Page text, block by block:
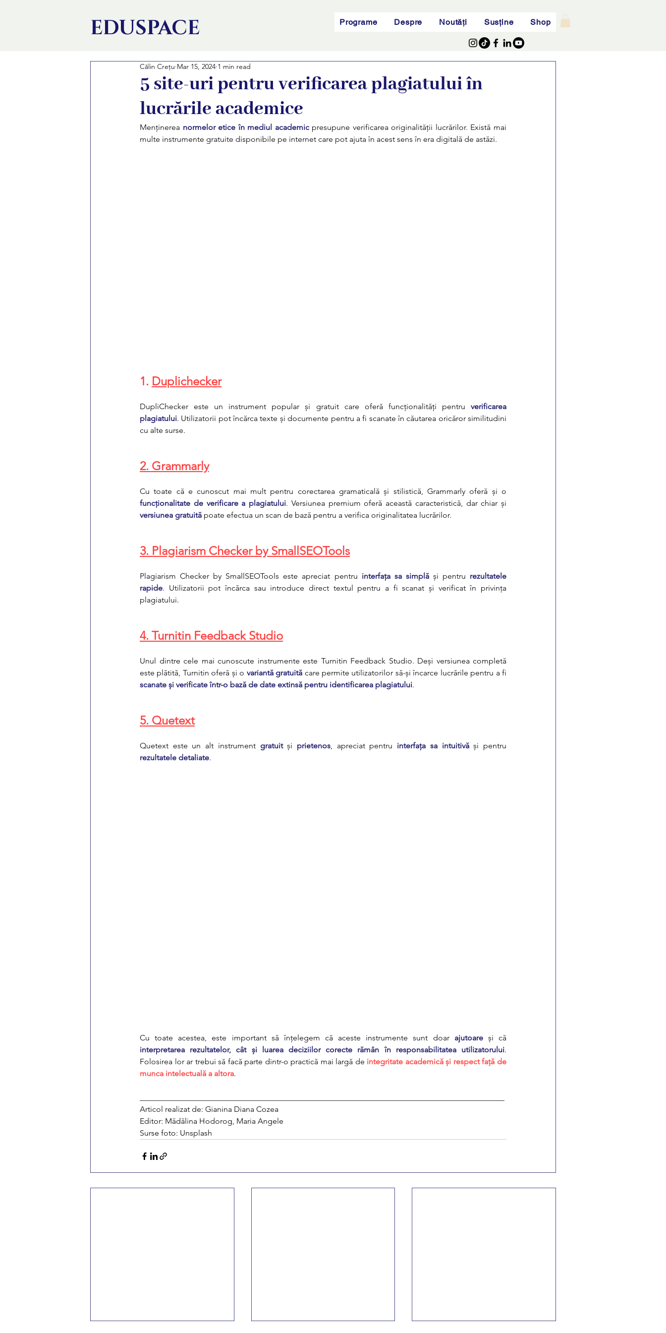
EDUSPACE Programe Despre Noutăți Susține Shop
5 site-uri pentru verificarea plagiatului în
lucrările academice
Călin Crețu Mar 15, 2024 1 min read
Menținerea normelor etice în mediul academic presupune verificarea originalității lucrărilor. Există mai
multe instrumente gratuite disponibile pe internet care pot ajuta în acest sens în era digitală de astăzi.
1. Duplichecker
DupliChecker este un instrument popular și gratuit care oferă funcționalități pentru verificarea
plagiatului. Utilizatorii pot încărca texte și documente pentru a fi scanate în căutarea oricăror similitudini
cu alte surse.
2. Grammarly
funcționalitate de verificare a plagiatului
versiunea gratuită poate efectua un scan de bază pentru a verifica originalitatea lucrărilor.
3. Plagiarism Checker by SmallSEOTools
Plagiarism Checker by SmallSEOTools este apreciat pentru interfața sa simplă și pentru rezultatele
rapide. Utilizatorii pot încărca sau introduce direct textul pentru a fi scanat și verificat în privința
plagiatului.
4. Turnitin Feedback Studio
Unul dintre cele mai cunoscute instrumente este Turnitin Feedback Studio. Deși versiunea completă
este plătită, Turnitin oferă și o variantă gratuită
scanate și verificate într-o bază de date extinsă pentru identificarea plagiatului.
5. Quetext
Quetext este un alt instrument gratuit și prietenos, apreciat pentru interfața sa intuitivă
rezultatele detaliate.
Cu toate acestea, este important să înțelegem că aceste instrumente sunt doar ajutoare
interpretarea rezultatelor, cât și luarea deciziilor corecte rămân în responsabilitatea utilizatorului.
Folosirea lor ar trebui să facă parte dintr-o practică mai largă de integritate academică și respect față de
munca intelectuală a altora.
Articol realizat de: Gianina Diana Cozea
Editor: Mădălina Hodorog, Maria Angele
Surse foto: Unsplash